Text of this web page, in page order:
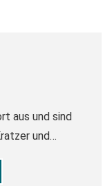
aus und sind
und
Vinyl